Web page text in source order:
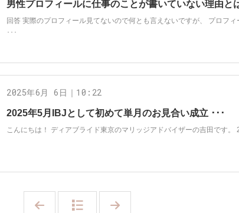
男性プロフィールに仕事のことが書いていない理由と
回答 実際のプロフィール見てないので何とも言えないですが、 プロフィ
･･･
2025年5月IBJとして初めて単月のお見合い成立 ･･･
2025年6月 6日｜10:22
こんにちは！ ディアブライド東京のマリッジアドバイザーの吉田です。